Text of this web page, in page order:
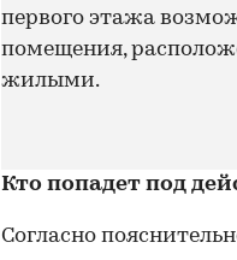
первого этажа
помещения,
жилыми.​
Кто попадет под
Согласно